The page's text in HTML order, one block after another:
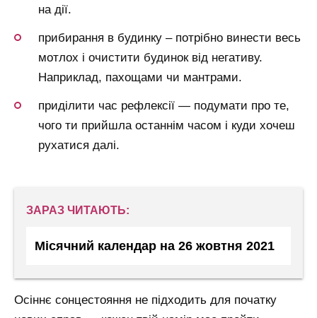
на дії.
прибирання в будинку – потрібно винести весь
мотлох і очистити будинок від негативу.
Наприклад, пахощами чи мантрами.
приділити час рефлексії — подумати про те,
чого ти прийшла останнім часом і куди хочеш
рухатися далі.
ЗАРАЗ ЧИТАЮТЬ:
Місячний календар на 26 жовтня 2021
Осіннє сонцестояння не підходить для початку